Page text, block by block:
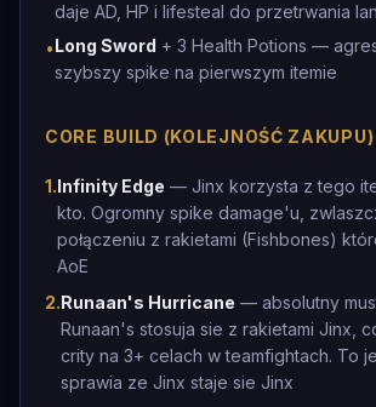
daje AD, HP i lifesteal do przetrwania
•Long Sword + 3 Health Potions —
szybszy spike na pierwszym itemie
CORE BUILD (KOLEJNOŚĆ ZAKUPU)
1.Infinity Edge — Jinx korzysta z tego
kto. Ogromny spike damage'u,
połączeniu z rakietami (Fishbones)
AoE
2.Runaan's Hurricane — absolutny
Runaan's stosuja sie z rakietami Jinx,
crity na 3+ celach w teamfightach. To
sprawia ze Jinx staje sie Jinx